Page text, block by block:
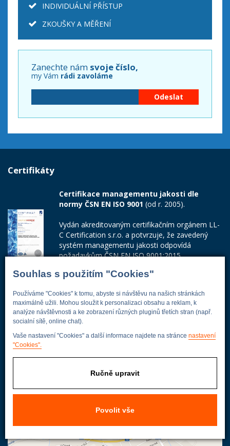
Souhlas s použitím "Cookies"
Používáme "Cookies" k tomu, abyste si návštěvu na našich stránkách
maximálně užili. Mohou sloužit k personalizaci obsahu a reklam, k
analýze návštěvnosti a ke zobrazení různých pluginů třetích stran (např.
socialní sítě, online chat).
Vaše nastavení "Cookies" a další informace najdete na stránce nastavení
"Cookies".
Ručně upravit
Povolit vše
INDIVIDUÁLNÍ PŘÍSTUP
ZKOUŠKY A MĚŘENÍ
Zanechte nám svoje číslo,
my Vám rádi zavoláme
Certifikáty
Certifikace managementu jakosti dle
normy ČSN EN ISO 9001 (od r. 2005).
Vydán akreditovaným certifikačním orgánem LL-
C Certification s.r.o. a potvrzuje, že zavedený
systém managementu jakosti odpovídá
požadavkům ČSN EN ISO 9001:2015.
Číslo certifikátu: 42014103
Adresa firmy
Energoekonom